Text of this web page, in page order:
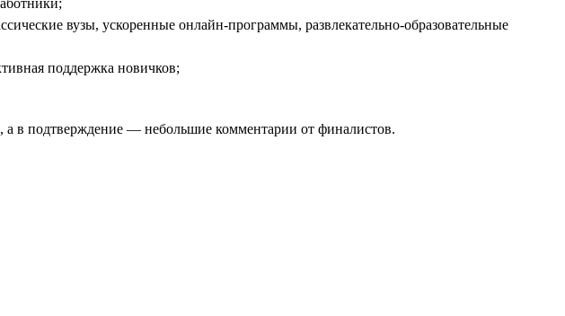
вузы, ускоренные онлайн-программы, развлекательно-образовательные
поддержка новичков;
, а в подтверждение — небольшие комментарии от финалистов.